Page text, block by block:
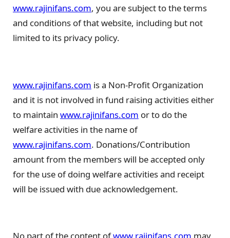
www.rajinifans.com, you are subject to the terms
and conditions of that website, including but not
limited to its privacy policy.
www.rajinifans.com is a Non-Profit Organization
and it is not involved in fund raising activities either
to maintain www.rajinifans.com or to do the
welfare activities in the name of
www.rajinifans.com. Donations/Contribution
amount from the members will be accepted only
for the use of doing welfare activities and receipt
will be issued with due acknowledgement.